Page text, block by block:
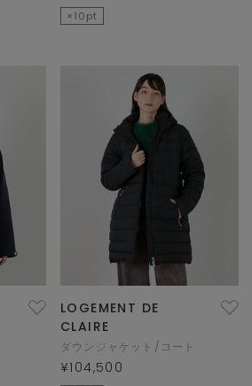
×10pt
LOGEMENT DE
CLAIRE
ダウンジャケット/コート
¥104,500